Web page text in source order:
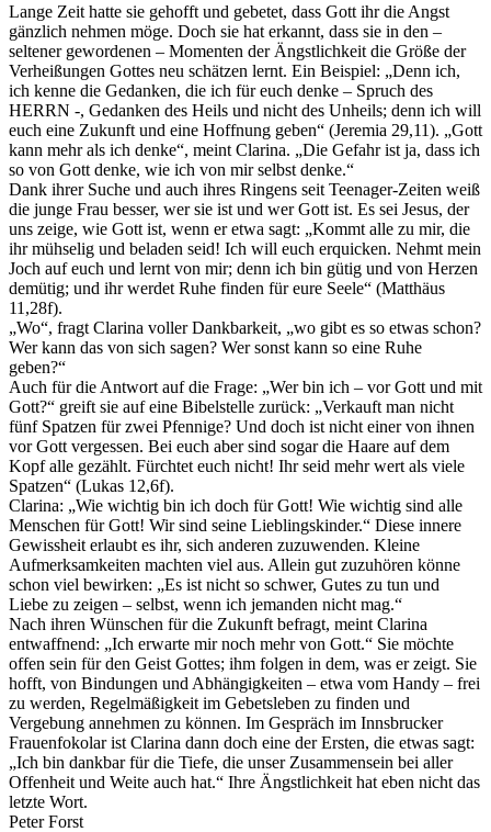
Lange Zeit hatte sie gehofft und gebetet, dass Gott ihr die Angst
gänzlich nehmen möge. Doch sie hat erkannt, dass sie in den –
seltener gewordenen – Momenten der Ängstlichkeit die Größe der
Verheißungen Gottes neu schätzen lernt. Ein Beispiel: „Denn ich,
ich kenne die Gedanken, die ich für euch denke – Spruch des
HERRN -, Gedanken des Heils und nicht des Unheils; denn ich will
euch eine Zukunft und eine Hoffnung geben“ (Jeremia 29,11). „Gott
kann mehr als ich denke“, meint Clarina. „Die Gefahr ist ja, dass ich
so von Gott denke, wie ich von mir selbst denke.“
Dank ihrer Suche und auch ihres Ringens seit Teenager-Zeiten weiß
die junge Frau besser, wer sie ist und wer Gott ist. Es sei Jesus, der
uns zeige, wie Gott ist, wenn er etwa sagt: „Kommt alle zu mir, die
ihr mühselig und beladen seid! Ich will euch erquicken. Nehmt mein
Joch auf euch und lernt von mir; denn ich bin gütig und von Herzen
demütig; und ihr werdet Ruhe finden für eure Seele“ (Matthäus
11,28f).
„Wo“, fragt Clarina voller Dankbarkeit, „wo gibt es so etwas schon?
Wer kann das von sich sagen? Wer sonst kann so eine Ruhe
geben?“
Auch für die Antwort auf die Frage: „Wer bin ich – vor Gott und mit
Gott?“ greift sie auf eine Bibelstelle zurück: „Verkauft man nicht
fünf Spatzen für zwei Pfennige? Und doch ist nicht einer von ihnen
vor Gott vergessen. Bei euch aber sind sogar die Haare auf dem
Kopf alle gezählt. Fürchtet euch nicht! Ihr seid mehr wert als viele
Spatzen“ (Lukas 12,6f).
Clarina: „Wie wichtig bin ich doch für Gott! Wie wichtig sind alle
Menschen für Gott! Wir sind seine Lieblingskinder.“ Diese innere
Gewissheit erlaubt es ihr, sich anderen zuzuwenden. Kleine
Aufmerksamkeiten machten viel aus. Allein gut zuzuhören könne
schon viel bewirken: „Es ist nicht so schwer, Gutes zu tun und
Liebe zu zeigen – selbst, wenn ich jemanden nicht mag.“
Nach ihren Wünschen für die Zukunft befragt, meint Clarina
entwaffnend: „Ich erwarte mir noch mehr von Gott.“ Sie möchte
offen sein für den Geist Gottes; ihm folgen in dem, was er zeigt. Sie
hofft, von Bindungen und Abhängigkeiten – etwa vom Handy – frei
zu werden, Regelmäßigkeit im Gebetsleben zu finden und
Vergebung annehmen zu können. Im Gespräch im Innsbrucker
Frauenfokolar ist Clarina dann doch eine der Ersten, die etwas sagt:
„Ich bin dankbar für die Tiefe, die unser Zusammensein bei aller
Offenheit und Weite auch hat.“ Ihre Ängstlichkeit hat eben nicht das
letzte Wort.
Peter Forst